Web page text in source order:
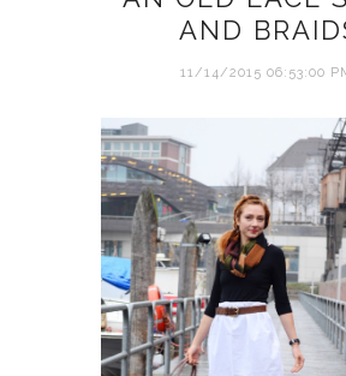
AND
11/14/2015 06:53:00